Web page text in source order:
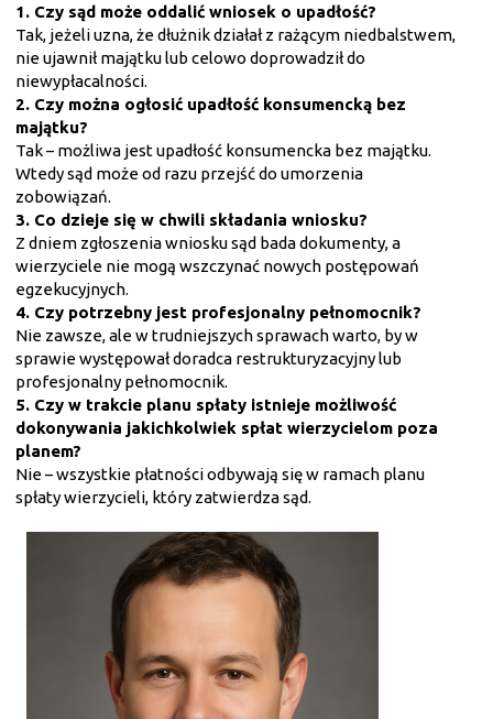
1. Czy sąd może oddalić wniosek o upadłość?
Tak, jeżeli uzna, że dłużnik działał z rażącym niedbalstwem,
nie ujawnił majątku lub celowo doprowadził do
niewypłacalności.
2. Czy można ogłosić upadłość konsumencką bez
majątku?
Tak – możliwa jest upadłość konsumencka bez majątku.
Wtedy sąd może od razu przejść do umorzenia
zobowiązań.
3. Co dzieje się w chwili składania wniosku?
Z dniem zgłoszenia wniosku sąd bada dokumenty, a
wierzyciele nie mogą wszczynać nowych postępowań
egzekucyjnych.
4. Czy potrzebny jest profesjonalny pełnomocnik?
Nie zawsze, ale w trudniejszych sprawach warto, by w
sprawie występował doradca restrukturyzacyjny lub
profesjonalny pełnomocnik.
5. Czy w trakcie planu spłaty istnieje możliwość
dokonywania jakichkolwiek spłat wierzycielom poza
planem?
Nie – wszystkie płatności odbywają się w ramach planu
spłaty wierzycieli, który zatwierdza sąd.